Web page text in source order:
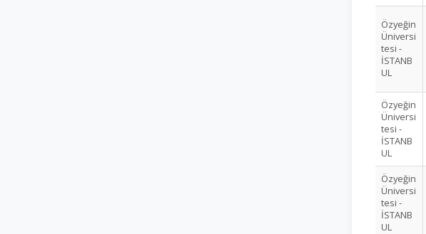
Özyeğin
Üniversi
tesi -
İSTANB
UL
Özyeğin
Üniversi
tesi -
İSTANB
UL
Özyeğin
Üniversi
tesi -
İSTANB
UL